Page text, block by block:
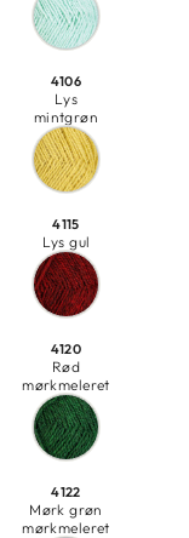
4106
Lys
mintgrøn
4115
Lys gul
4120
Rød
mørkmeleret
4122
Mørk grøn
mørkmeleret